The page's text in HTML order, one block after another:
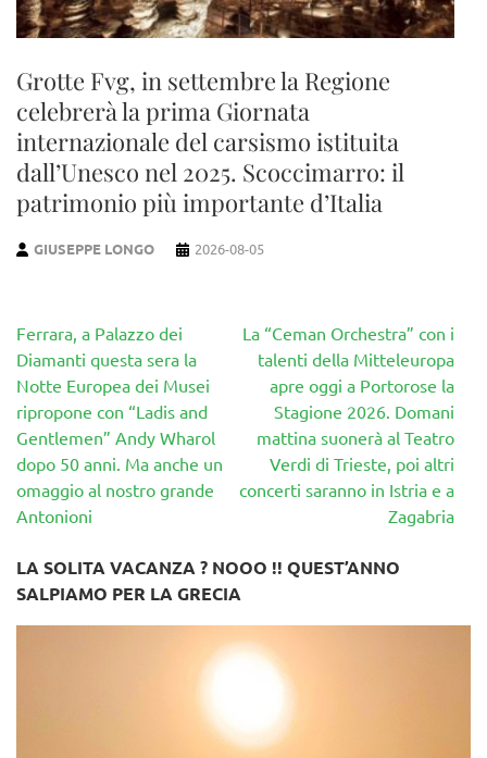
Grotte Fvg, in settembre la Regione
celebrerà la prima Giornata
internazionale del carsismo istituita
dall’Unesco nel 2025. Scoccimarro: il
patrimonio più importante d’Italia
GIUSEPPE LONGO 2026-08-05
Navigazione
articoli
Ferrara, a Palazzo dei
Diamanti questa sera la
Notte Europea dei Musei
ripropone con “Ladis and
Gentlemen” Andy Wharol
dopo 50 anni. Ma anche un
omaggio al nostro grande
Antonioni
La “Ceman Orchestra” con i
talenti della Mitteleuropa
apre oggi a Portorose la
Stagione 2026. Domani
mattina suonerà al Teatro
Verdi di Trieste, poi altri
concerti saranno in Istria e a
Zagabria
LA SOLITA VACANZA ? NOOO !! QUEST’ANNO
SALPIAMO PER LA GRECIA